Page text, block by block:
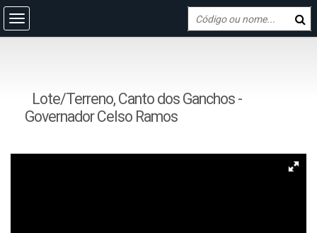
Lote/Terreno, Canto dos Ganchos -
Governador Celso Ramos